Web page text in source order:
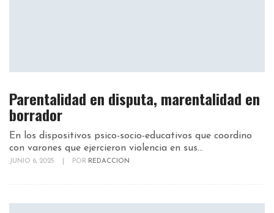
Parentalidad en disputa, marentalidad en
borrador
En los dispositivos psico-socio-educativos que coordino
con varones que ejercieron violencia en sus...
JUNIO 6, 2025 POR REDACCION